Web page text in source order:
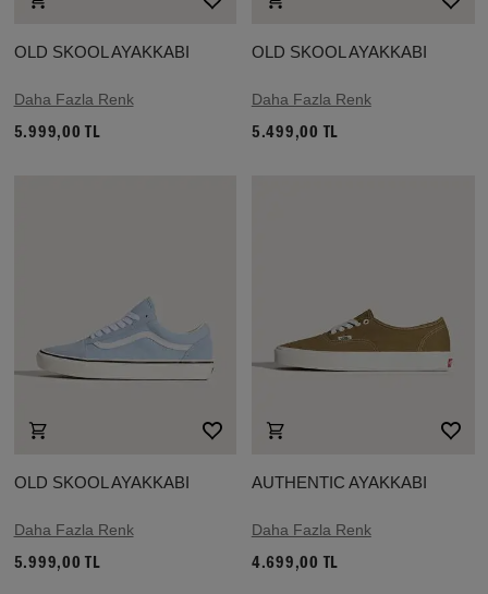
OLD SKOOL AYAKKABI
Daha Fazla Renk
5.999,00 TL
OLD SKOOL AYAKKABI
Daha Fazla Renk
5.499,00 TL
OLD SKOOL AYAKKABI
Daha Fazla Renk
5.999,00 TL
AUTHENTIC AYAKKABI
Daha Fazla Renk
4.699,00 TL